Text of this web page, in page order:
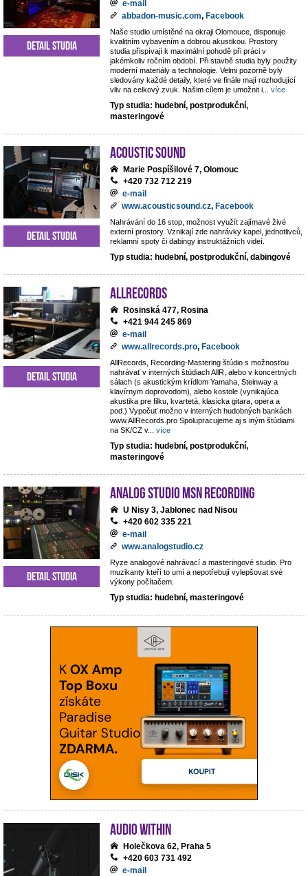
e-mail
abbadon-music.com, Facebook
Naše studio umístěné na okraji Olomouce, disponuje
kvalitním vybavením a dobrou akustikou. Prostory
studia přispívají k maximální pohodě při práci v
jakémkoliv ročním období. Při stavbě studia byly použity
moderní materiály a technologie. Velmi pozorně byly
sledovány každé detaily, které ve finále mají rozhodující
vliv na celkový zvuk. Našim cílem je umožnit i
více
Typ studia: hudební, postprodukční,
masteringové
Detail studia
Acoustic Sound
Marie Pospíšilové 7, Olomouc
+420 732 712 219
e-mail
www.acousticsound.cz, Facebook
Nahrávání do 16 stop, možnost využít zajímavé živé
externí prostory. Vznikají zde nahrávky kapel, jednotlivců,
reklamní spoty či dabingy instruktážních videí.
Typ studia: hudební, postprodukční, dabingové
Detail studia
AllRecords
Rosinská 477, Rosina
+421 944 245 869
e-mail
www.allrecords.pro, Facebook
AllRecords, Recording-Mastering štúdio s možnosťou
nahrávať v interných štúdiach AllR, alebo v koncertných
sálach (s akustickým krídlom Yamaha, Steinway a
klavírnym doprovodom), alebo kostole (vynikajúca
akustika pre filku, kvartetá, klasicka gitara, opera a
pod.) Vypočuť možno v interných hudobných bankách
www.AllRecords.pro Spolupracujeme aj s iným štúdiami
na SK/CZ v... více
Typ studia: hudební, postprodukční,
masteringové
Detail studia
analog studio MSN recording
U Nisy 3, Jablonec nad Nisou
+420 602 335 221
e-mail
www.analogstudio.cz
Ryze analogové nahrávací a masteringové studio. Pro
muzikanty kteří to umí a nepotřebují vylepšovat své
výkony počítačem.
Typ studia: hudební, masteringové
Detail studia
Audio Within
Holečkova 62, Praha 5
+420 603 731 492
e-mail